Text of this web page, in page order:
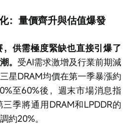
：量價齊升與估值爆發
供需極度緊缺也直接引爆了
。 受AI需求激增及行業前期減
星DRAM均價在第一季暴漲約
至60%後，週末市場消息指
季將通用DRAM和LPDDR的
約20%。